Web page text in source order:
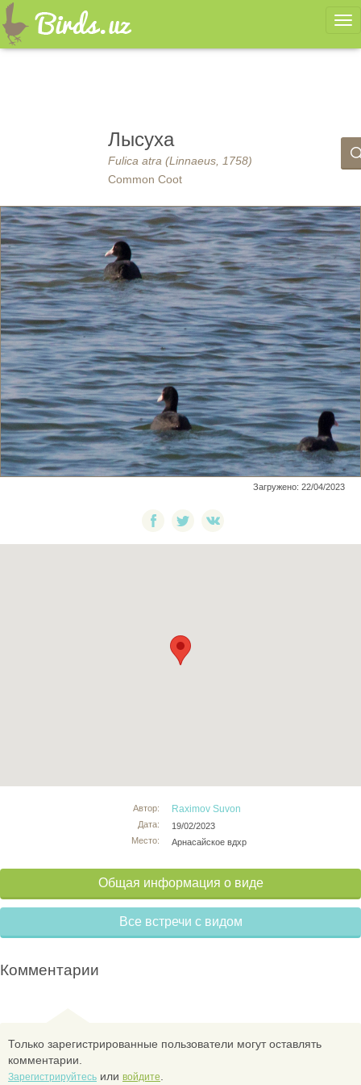
Лысуха
Fulica atra (Linnaeus, 1758)
Common Coot
Загружено: 22/04/2023
Автор:
Дата:
Место:
Raximov Suvon
19/02/2023
Арнасайское вдхр
Общая информация о виде
Все встречи с видом
Комментарии
Только зарегистрированные пользователи могут оставлять
комментарии.
Зарегистрируйтесь или войдите